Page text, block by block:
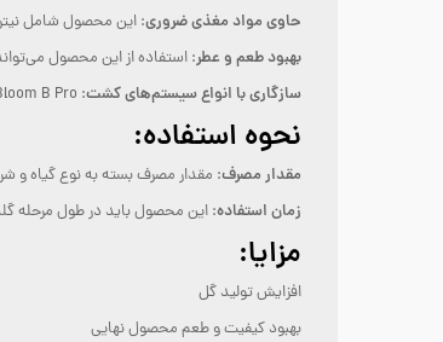
حاوی مواد مغذی ضروری: این محصول شامل
بهبود طعم و عطر: استفاده از این محصول
سازگاری با انواع سیستم‌های کشت: Sensi Bloom B Pro با انواع سیستم‌های کشت از جمله خاک، هیدروپونیک و کوکوپیت سازگار است.
نحوه استفاده:
مقدار مصرف: مقدار مصرف بسته به نوع گیاه و شرایط رشد متفاوت
زمان استفاده: این محصول باید در طول مرحله
مزایا:
افزایش تولید گل
بهبود کیفیت و طعم محصول نهایی